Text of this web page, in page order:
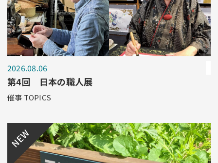
2026.08.06
第4回 日本の職人展
催事 TOPICS
NEW